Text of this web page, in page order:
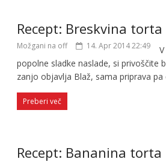
Recept: Breskvina torta
Možgani na off 14. Apr 2014 22:49
popolne sladke naslade, si privoščite
zanjo objavlja Blaž, sama priprava pa
Preberi več
Recept: Bananina torta